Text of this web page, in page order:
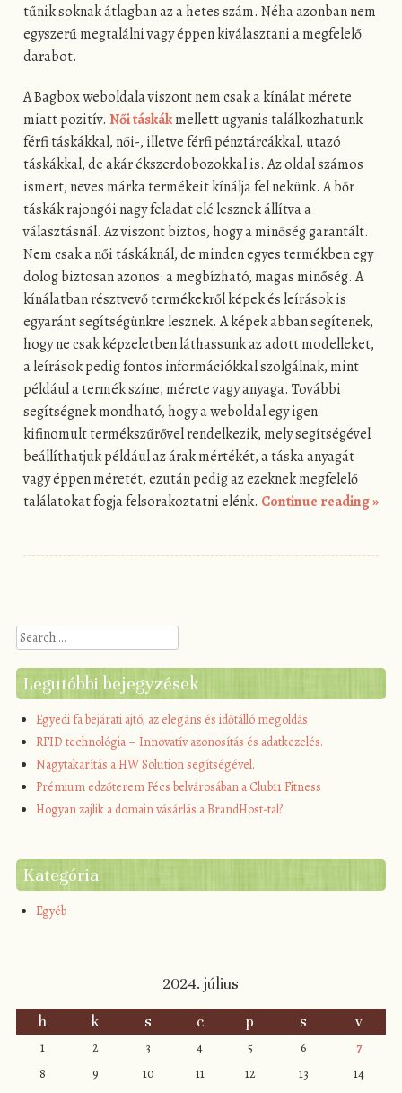
tűnik soknak átlagban az a hetes szám. Néha azonban nem
egyszerű megtalálni vagy éppen kiválasztani a megfelelő
darabot.
A Bagbox weboldala viszont nem csak a kínálat mérete
miatt pozitív. Női táskákmellett ugyanis találkozhatunk
férfi táskákkal, női-, illetve férfi pénztárcákkal, utazó
táskákkal, de akár ékszerdobozokkal is. Az oldal számos
ismert, neves márka termékeit kínálja fel nekünk. A bőr
táskák rajongói nagy feladat elé lesznek állítva a
választásnál. Az viszont biztos, hogy a minőség garantált.
Nem csak a női táskáknál, de minden egyes termékben egy
dolog biztosan azonos: a megbízható, magas minőség. A
kínálatban résztvevő termékekről képek és leírások is
egyaránt segítségünkre lesznek. A képek abban segítenek,
hogy ne csak képzeletben láthassunk az adott modelleket,
a leírások pedig fontos információkkal szolgálnak, mint
például a termék színe, mérete vagy anyaga. További
segítségnek mondható, hogy a weboldal egy igen
kifinomult termékszűrővel rendelkezik, mely segítségével
beállíthatjuk például az árak mértékét, a táska anyagát
vagy éppen méretét, ezután pedig az ezeknek megfelelő
találatokat fogja felsorakoztatni elénk. Continue reading»
Search
Legutóbbi bejegyzések
Egyedi fa bejárati ajtó, az elegáns és időtálló megoldás
RFID technológia – Innovatív azonosítás és adatkezelés.
Nagytakarítás a HW Solution segítségével.
Prémium edzőterem Pécs belvárosában a Club11 Fitness
Hogyan zajlik a domain vásárlás a BrandHost-tal?
Kategória
Egyéb
2024. július
h
k s c p s v
1 2 3 4 5 6
7
8
9 10 11 12 13
14